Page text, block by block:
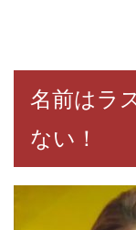
名前はラ
ない！